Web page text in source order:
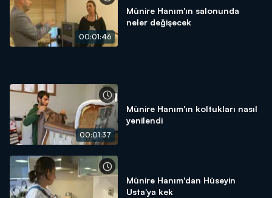
00:01:46
Münire Hanım'ın salonunda
neler değişecek
00:01:37
Münire Hanım'ın koltukları nasıl
yenilendi
Münire Hanım'dan Hüseyin
Usta'ya kek